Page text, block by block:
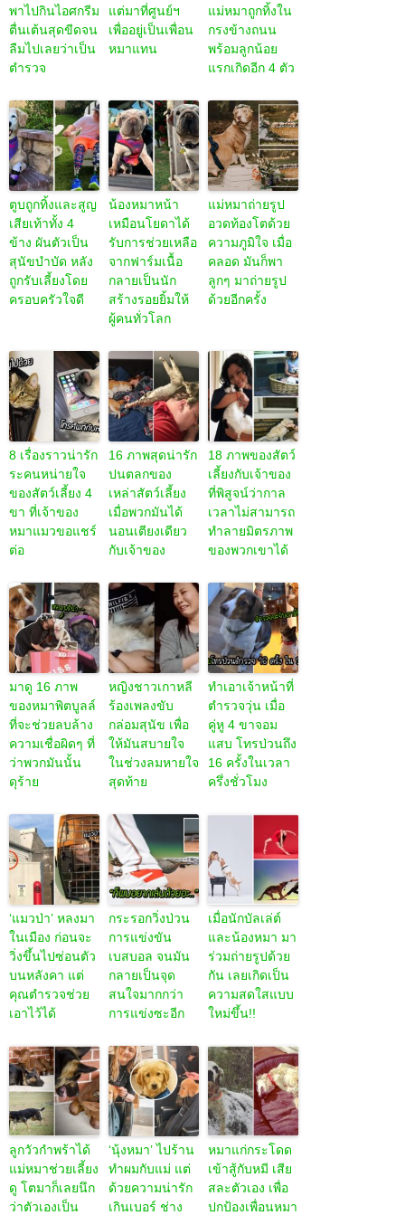
พาไปกินไอศกรีม
ตื่นเต้นสุดขีดจน
ลืมไปเลยว่าเป็น
ตำรวจ
แต่มาที่ศูนย์ฯ
เพื่ออยู่เป็นเพื่อน
หมาแทน
แม่หมาถูกทิ้งใน
กรงข้างถนน
พร้อมลูกน้อย
แรกเกิดอีก 4 ตัว
ตูบถูกทิ้งและสูญ
เสียเท้าทั้ง 4
ข้าง ผันตัวเป็น
สุนัขบำบัด หลัง
ถูกรับเลี้ยงโดย
ครอบครัวใจดี
น้องหมาหน้า
เหมือนโยดาได้
รับการช่วยเหลือ
จากฟาร์มเนื้อ
กลายเป็นนัก
สร้างรอยยิ้มให้
ผู้คนทั่วโลก
แม่หมาถ่ายรูป
อวดท้องโตด้วย
ความภูมิใจ เมื่อ
คลอด มันก็พา
ลูกๆ มาถ่ายรูป
ด้วยอีกครั้ง
8 เรื่องราวน่ารัก
ระคนหน่ายใจ
ของสัตว์เลี้ยง 4
ขา ที่เจ้าของ
หมาแมวขอแชร์
ต่อ
16 ภาพสุดน่ารัก
ปนตลกของ
เหล่าสัตว์เลี้ยง
เมื่อพวกมันได้
นอนเตียงเดียว
กับเจ้าของ
18 ภาพของสัตว์
เลี้ยงกับเจ้าของ
ที่พิสูจน์ว่ากาล
เวลาไม่สามารถ
ทำลายมิตรภาพ
ของพวกเขาได้
มาดู 16 ภาพ
ของหมาพิตบูลล์
ที่จะช่วยลบล้าง
ความเชื่อผิดๆ ที่
ว่าพวกมันนั้น
ดุร้าย
หญิงชาวเกาหลี
ร้องเพลงขับ
กล่อมสุนัข เพื่อ
ให้มันสบายใจ
ในช่วงลมหายใจ
สุดท้าย
ทำเอาเจ้าหน้าที่
ตำรวจวุ่น เมื่อ
คู่หู 4 ขาจอม
แสบ โทรป่วนถึง
16 ครั้งในเวลา
ครึ่งชั่วโมง
‘แมวป่า’ หลงมา
ในเมือง ก่อนจะ
วิ่งขึ้นไปซ่อนตัว
บนหลังคา แต่
คุณตำรวจช่วย
เอาไว้ได้
กระรอกวิ่งป่วน
การแข่งขัน
เบสบอล จนมัน
กลายเป็นจุด
สนใจมากกว่า
การแข่งซะอีก
เมื่อนักบัลเล่ต์
และน้องหมา มา
ร่วมถ่ายรูปด้วย
กัน เลยเกิดเป็น
ความสดใสแบบ
ใหม่ขึ้น!!
ลูกวัวกำพร้าได้
แม่หมาช่วยเลี้ยง
ดู โตมาก็เลยนึก
ว่าตัวเองเป็น
‘นุ้งหมา’ ไปร้าน
ทำผมกับแม่ แต่
ด้วยความน่ารัก
เกินเบอร์ ช่าง
หมาแก่กระโดด
เข้าสู้กับหมี เสีย
สละตัวเอง เพื่อ
ปกป้องเพื่อนหมา